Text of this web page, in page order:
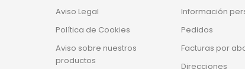
Aviso Legal
Política de Cookies
Aviso sobre nuestros
productos
Información
Pedidos
Facturas por
Direcciones